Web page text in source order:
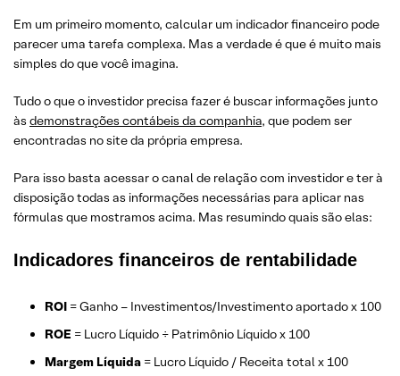
Em um primeiro momento, calcular um indicador financeiro pode
parecer uma tarefa complexa. Mas a verdade é que é muito mais
simples do que você imagina.
Tudo o que o investidor precisa fazer é buscar informações junto
às demonstrações contábeis da companhia, que podem ser
encontradas no site da própria empresa.
Para isso basta acessar o canal de relação com investidor e ter à
disposição todas as informações necessárias para aplicar nas
fórmulas que mostramos acima. Mas resumindo quais são elas:
Indicadores financeiros de rentabilidade
ROI = Ganho – Investimentos/Investimento aportado x 100
ROE = Lucro Líquido ÷ Patrimônio Líquido x 100
Margem Líquida = Lucro Líquido / Receita total x 100